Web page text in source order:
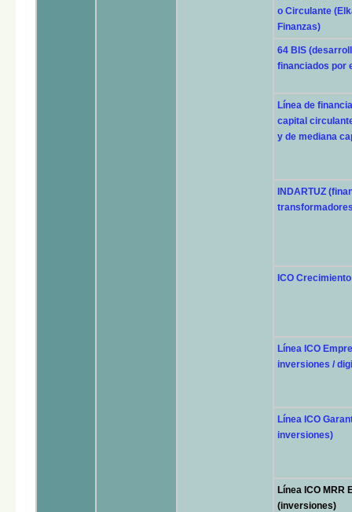
o Circulante
Finanzas)
64 BIS
financiados por
Línea de
capital
y de mediana
INDARTUZ
ICO
Línea ICO
inversiones /
Línea ICO
inversiones)
Línea ICO MRR
(inversiones)